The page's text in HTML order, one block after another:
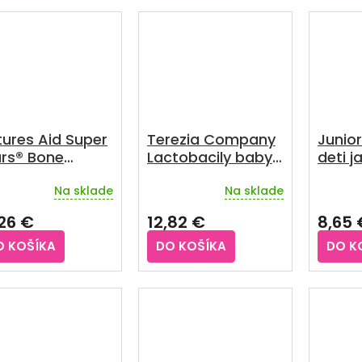
Aid Super
Bone
Na sklade
€
KOŠÍKA
Terezia Company
Lactobacily baby
Na sklade
12,82 €
DO KOŠÍKA
deti
8,65
DO